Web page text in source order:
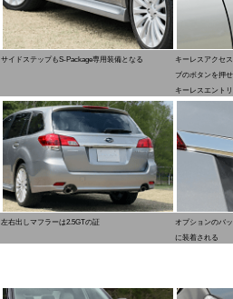
サイドステップもS-Package専用装備となる
キーレスアクセ
ブのボタンを押
キーレスエント
左右出しマフラーは2.5GTの証
オプションのバ
に装着される